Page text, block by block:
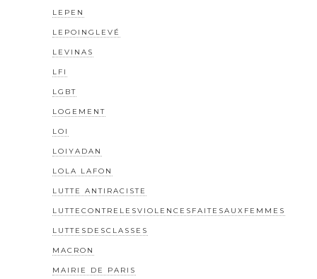
LEPEN
LEPOINGLEVÉ
LEVINAS
LFI
LGBT
LOGEMENT
LOI
LOIYADAN
LOLA LAFON
LUTTE ANTIRACISTE
LUTTECONTRELESVIOLENCESFAITESAUXFEMMES
LUTTESDESCLASSES
MACRON
MAIRIE DE PARIS